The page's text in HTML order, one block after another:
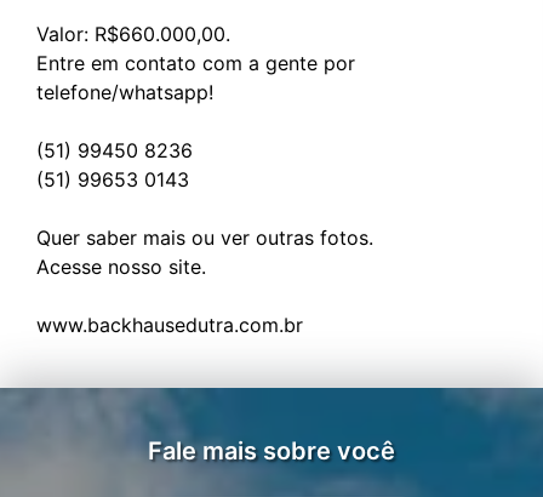
Valor: R$660.000,00.
Entre em contato com a gente por
telefone/whatsapp!
(51) 99450 8236
(51) 99653 0143
Quer saber mais ou ver outras fotos.
Acesse nosso site.
Fale mais sobre você